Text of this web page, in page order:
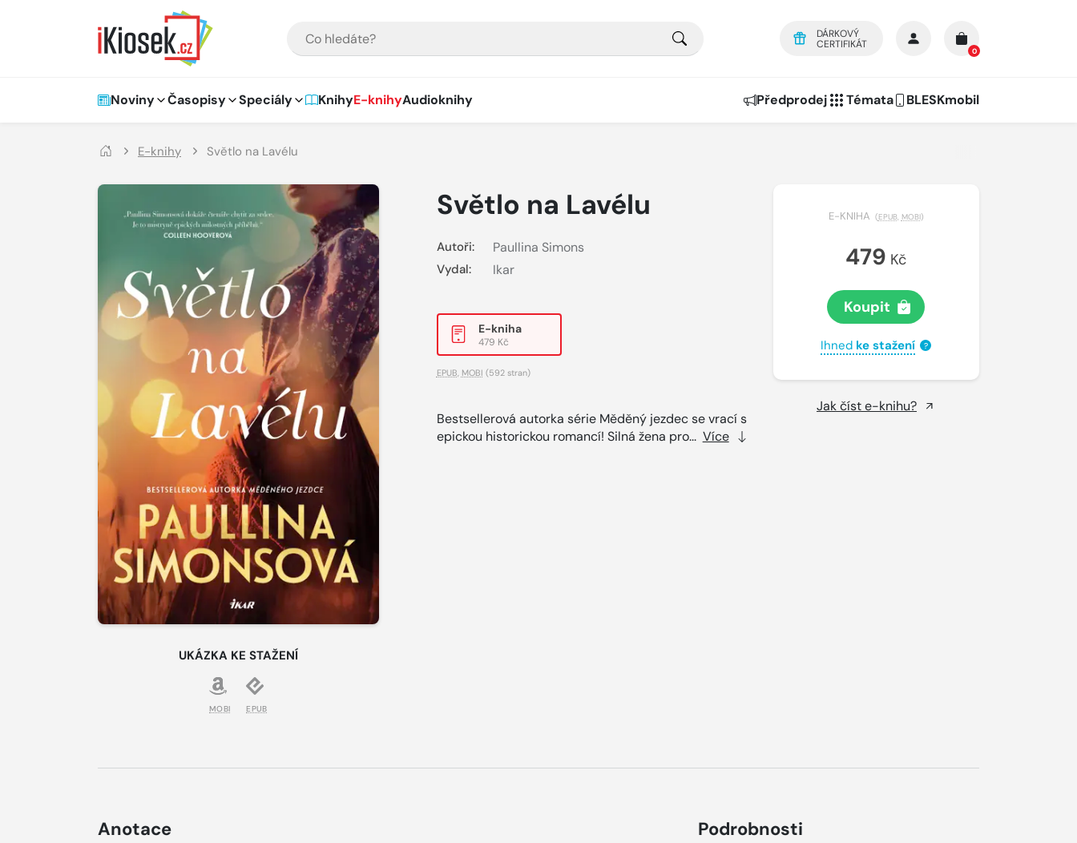
DÁRKOVÝ
CERTIFIKÁT
0
Hlavní navigace
Noviny Časopisy Speciály KnihyE-knihyAudioknihy Předprodej Témata BLESKmobil
E-knihy Světlo na Lavélu
UKÁZKA KE STAŽENÍ
MOBI EPUB
Světlo na Lavélu
Autoři: Paullina Simons
Vydal: Ikar
E-kniha
479 Kč
EPUB MOBI (592 stran)
Bestsellerová autorka série Měděný jezdec se vrací s
epickou historickou romancí! Silná žena pro... Více
E-KNIHA (EPUB, MOBI)
479 Kč
Koupit
Ihned ke stažení ?
Jak číst e-knihu?
Anotace Podrobnosti